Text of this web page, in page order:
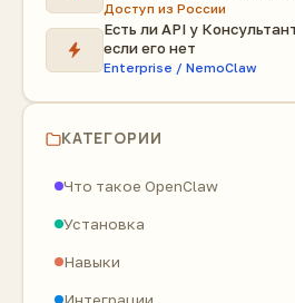
Доступ из России
Есть ли API у
если его нет
Enterprise / NemoClaw
КАТЕГОРИИ
Что такое OpenClaw
Установка
Навыки